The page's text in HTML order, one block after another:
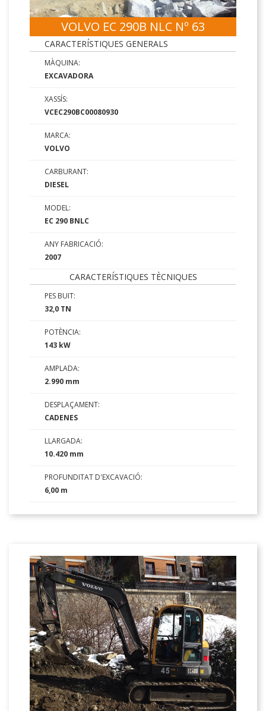
VOLVO EC 290B NLC Nº 63
CARACTERÍSTIQUES GENERALS
MÀQUINA:
EXCAVADORA
XASSÍS:
VCEC290BC00080930
MARCA:
VOLVO
CARBURANT:
DIESEL
MODEL:
EC 290 BNLC
ANY FABRICACIÓ:
2007
CARACTERÍSTIQUES TÈCNIQUES
PES BUIT:
32,0 TN
POTÈNCIA:
143 kW
AMPLADA:
2.990 mm
DESPLAÇAMENT:
CADENES
LLARGADA:
10.420 mm
PROFUNDITAT D'EXCAVACIÓ:
6,00 m